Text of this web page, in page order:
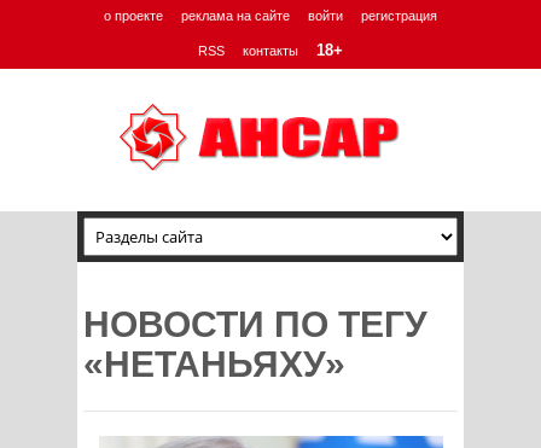
о проекте реклама на сайте войти регистрация
RSS контакты 18+
НОВОСТИ ПО ТЕГУ
«НЕТАНЬЯХУ»